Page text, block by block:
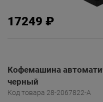
17249 ₽
Кофемашина
черный
Код товара 28-2067822-A